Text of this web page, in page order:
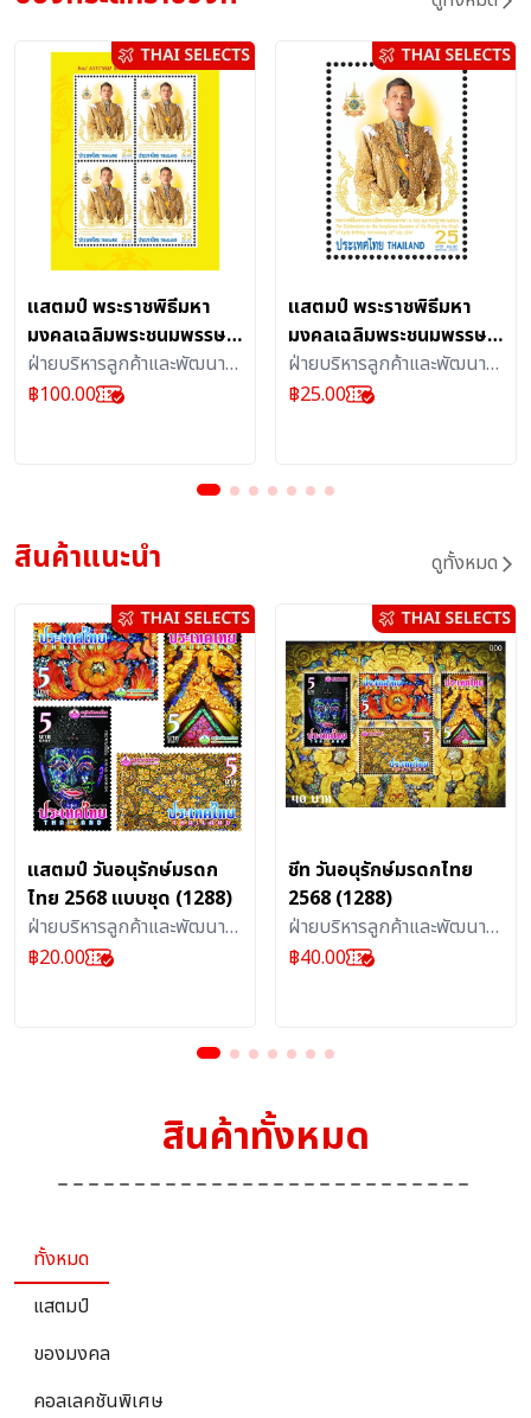
แสตมป์ พระราชพิธีมหา
มงคลเฉลิมพระชนมพรรษา
6 รอบ 28 กรกฎาคม 2567
แบบแผ่น (1270)
ฝ่ายบริหารลูกค้าและพัฒนา
ผลิตภัณฑ์บริการไปรษณีย์ :
฿100.00
แสตมป์ พระราชพิธีมหา
มงคลเฉลิมพระชนมพรรษา
6 รอบ 28 กรกฎาคม 2567
แบบชุด (1270)
ฝ่ายบริหารลูกค้าและพัฒนา
ผลิตภัณฑ์บริการไปรษณีย์ :
฿25.00
สินค้าแนะนำ ดูทั้งหมด
แสตมป์ วันอนุรักษ์มรดก
ไทย 2568 แบบชุด (1288)
ฝ่ายบริหารลูกค้าและพัฒนา
ผลิตภัณฑ์บริการไปรษณีย์ :
฿20.00
ชีท วันอนุรักษ์มรดกไทย
2568 (1288)
ฝ่ายบริหารลูกค้าและพัฒนา
ผลิตภัณฑ์บริการไปรษณีย์ :
฿40.00
สินค้าทั้งหมด
ทั้งหมด
แสตมป์
ของมงคล
คอลเลคชันพิเศษ